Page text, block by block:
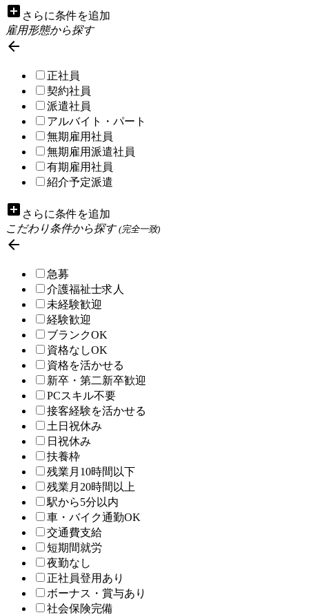
add_box さらに条件を追加
雇用形態から探す

正社員
契約社員
派遣社員
アルバイト・パート
無期雇用社員
無期雇用派遣社員
有期雇用社員
紹介予定派遣
add_box さらに条件を追加
こだわり条件から探す(完全一致)

急募
介護福祉士求人
未経験歓迎
経験歓迎
ブランクOK
資格なしOK
資格を活かせる
新卒・第二新卒歓迎
PCスキル不要
接客経験を活かせる
土日祝休み
日祝休み
扶養枠
残業月10時間以下
残業月20時間以上
駅から5分以内
車・バイク通勤OK
交通費支給
短期間就労
夜勤なし
正社員登用あり
ボーナス・賞与あり
社会保険完備